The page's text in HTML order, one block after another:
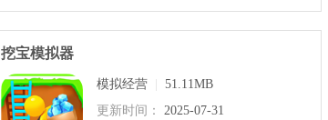
压，解谜等等，玩家们可以自由的选择玩法
挖宝模拟器
模拟经营
51.11MB
更新时间：
2025-07-31